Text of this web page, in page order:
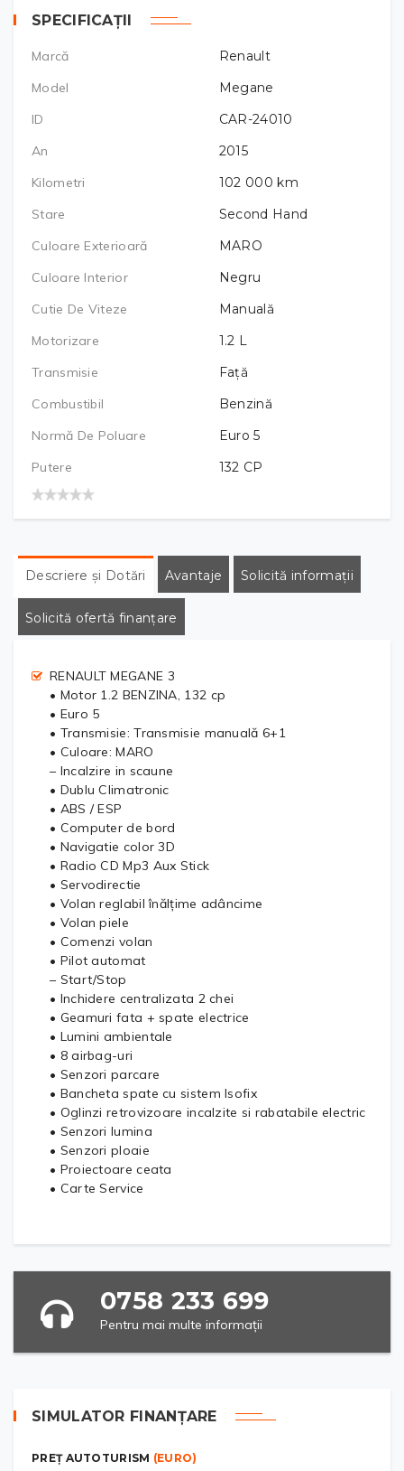
SPECIFICAȚII
Marcă
Renault
Model
Megane
ID
CAR-24010
An
2015
Kilometri
102 000 km
Stare
Second Hand
Culoare Exterioară
MARO
Culoare Interior
Negru
Cutie De Viteze
Manuală
Motorizare
1.2 L
Transmisie
Față
Combustibil
Benzină
Normă De Poluare
Euro 5
Putere
132 CP
Descriere și Dotări Avantaje Solicită informații
Solicită ofertă finanțare
RENAULT MEGANE 3
• Motor 1.2 BENZINA, 132 cp
• Euro 5
• Transmisie: Transmisie manuală 6+1
• Culoare: MARO
– Incalzire in scaune
• Dublu Climatronic
• ABS / ESP
• Computer de bord
• Navigatie color 3D
• Radio CD Mp3 Aux Stick
• Servodirectie
• Volan reglabil înălțime adâncime
• Volan piele
• Comenzi volan
• Pilot automat
– Start/Stop
• Inchidere centralizata 2 chei
• Geamuri fata + spate electrice
• Lumini ambientale
• 8 airbag-uri
• Senzori parcare
• Bancheta spate cu sistem Isofix
• Oglinzi retrovizoare incalzite si rabatabile electric
• Senzori lumina
• Senzori ploaie
• Proiectoare ceata
• Carte Service
0758 233 699
Pentru mai multe informații
SIMULATOR FINANȚARE
PREȚ AUTOTURISM (EURO)